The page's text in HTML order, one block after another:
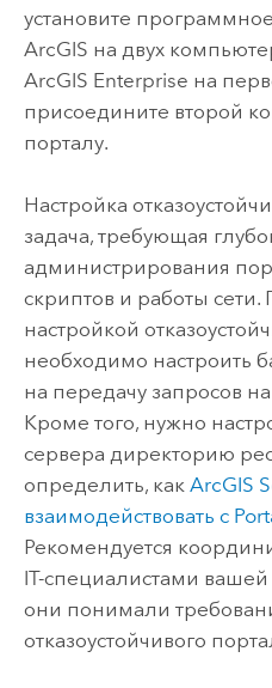
установите
ArcGIS на двух
ArcGIS Enterprise на
присоедините второй
порталу.
Настройка
задача, требующая
администрирования
скриптов и работы сети.
настройкой
необходимо настроить
на передачу запросов
Кроме того, нужно
сервера директорию
определить, как ArcGIS
взаимодействовать с
Рекомендуется
IT-специалистами
они понимали
отказоустойчивого